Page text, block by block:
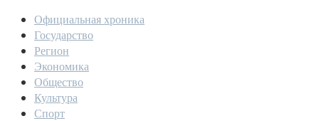
Официальная хроника
Государство
Регион
Экономика
Общество
Культура
Спорт